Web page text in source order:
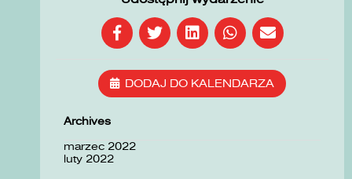
DODAJ DO KALENDARZA
Archives
marzec 2022
luty 2022